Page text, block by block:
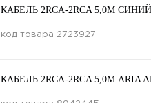
КАБЕЛЬ 2RCA-2RCA 5,0M
код товара 2723927
КАБЕЛЬ 2RCA-2RCA 5,0М ARIA